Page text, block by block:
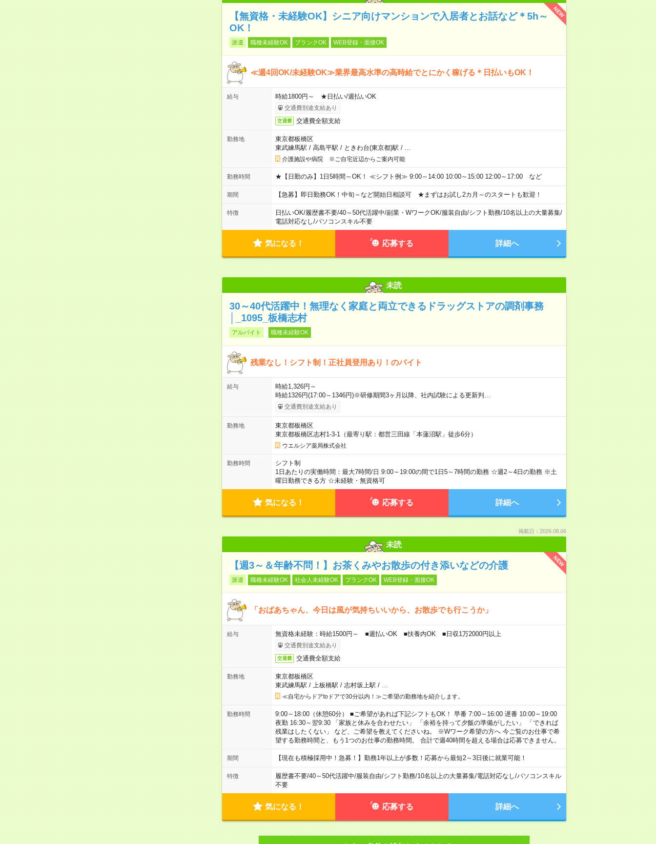
NEW
【無資格・未経験OK】シニア向けマンションで入居者とお話など＊5h～
OK！
派遣 職種未経験OK ブランクOK WEB登録・面接OK
≪週4回OK/未経験OK≫業界最高水準の高時給でとにかく稼げる＊日払いもOK！
給与 時給1800円～ ★日払い/週払いOK
交通費別途支給あり
交通費 交通費全額支給
勤務地
東京都板橋区
東武練馬駅 / 高島平駅 / ときわ台(東京都)駅 /
介護施設や病院 ※ご自宅近辺からご案内可能
勤務時間 ★【日勤のみ】1日5時間～OK！ ≪シフト例≫ 9:00～14:00 10:00～15:00 12:00～17:00 など
期間 【急募】即日勤務OK！中旬～など開始日相談可 ★まずはお試し2カ月～のスタートも歓迎！
特徴 日払いOK/履歴書不要/40～50代活躍中/副業・WワークOK/服装自由/シフト勤務/10名以上の大量募集/
電話対応なし/パソコンスキル不要
気になる！ 応募する 詳細へ
未読
30～40代活躍中！無理なく家庭と両立できるドラッグストアの調剤事務
│_1095_板橋志村
アルバイト 職種未経験OK
残業なし！シフト制！正社員登用あり！のバイト
給与
時給1,326円～
時給1326円(17:00～1346円)※研修期間3ヶ月以降、社内試験による更新判…
交通費別途支給あり
勤務地
東京都板橋区
東京都板橋区志村1-3-1（最寄り駅：都営三田線「本蓮沼駅」徒歩6分）
ウエルシア薬局株式会社
勤務時間
シフト制
1日あたりの実働時間：最大7時間/日 9:00～19:00の間で1日5～7時間の勤務 ☆週2～4日の勤務 ※土
曜日勤務できる方 ☆未経験・無資格可
気になる！ 応募する 詳細へ
掲載日：2026.08.06
未読
NEW
【週3～＆年齢不問！】お茶くみやお散歩の付き添いなどの介護
派遣 職種未経験OK 社会人未経験OK ブランクOK WEB登録・面接OK
「おばあちゃん、今日は風が気持ちいいから、お散歩でも行こうか」
給与 無資格未経験：時給1500円～ ■週払いOK ■扶養内OK ■日収1万2000円以上
交通費別途支給あり
交通費 交通費全額支給
勤務地
東京都板橋区
東武練馬駅 / 上板橋駅 / 志村坂上駅 /
≪自宅からドアtoドアで30分以内！≫ご希望の勤務地を紹介します。
勤務時間
9:00～18:00（休憩60分） ■ご希望があれば下記シフトもOK！ 早番 7:00～16:00 遅番 10:00～19:00
夜勤 16:30～翌9:30 「家族と休みを合わせたい」 「余裕を持って夕飯の準備がしたい」 「できれば
残業はしたくない」 など、ご希望を教えてくださいね。 ※Wワーク希望の方へ 今ご覧のお仕事で希
望する勤務時間と、もう1つのお仕事の勤務時間。 合計で週40時間を超える場合は応募できません。
期間 【現在も積極採用中！急募！】勤務1年以上が多数！応募から最短2～3日後に就業可能！
特徴 履歴書不要/40～50代活躍中/服装自由/シフト勤務/10名以上の大量募集/電話対応なし/パソコンスキル
不要
気になる！ 応募する 詳細へ